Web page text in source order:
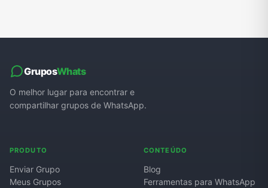
GruposWhats
O melhor lugar para encontrar e
compartilhar grupos de WhatsApp.
PRODUTO
Enviar Grupo
Meus Grupos
CONTEÚDO
Blog
Ferramentas para WhatsApp